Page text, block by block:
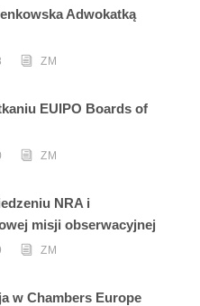
Adwokatką
ZM
EUIPO Boards of
ZM
NRA i
misji obserwacyjnej
ZM
w Chambers Europe